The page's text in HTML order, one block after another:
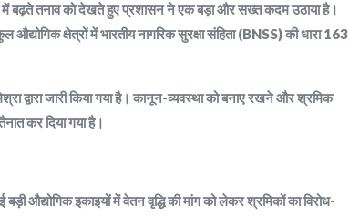
में बढ़ते तनाव को देखते हुए प्रशासन ने एक बड़ा और सख्त कदम उठाया है।
क्षेत्रों में भारतीय नागरिक सुरक्षा संहिता (BNSS) की धारा 163
द्वारा जारी किया गया है। कानून-व्यवस्था को बनाए रखने और श्रमिक
कर दिया गया है।
औद्योगिक इकाइयों में वेतन वृद्धि की मांग को लेकर श्रमिकों का विरोध-